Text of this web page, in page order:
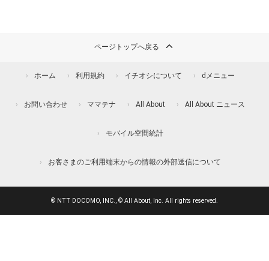
ページトップへ戻る
ホーム 利用規約 イチオシについて dメニュー
お問い合わせ ママテナ All About All About ニュース
モバイル空間統計
お客さまのご利用端末からの情報の外部送信について
© NTT DOCOMO, INC., © All About, Inc. All rights reserved.